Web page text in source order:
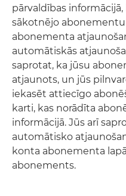
pārvaldības
sākotnējo
abonementa
automātiskās
saprotat, ka jūsu
atjaunots, un jūs
iekasēt attiecīgo
karti, kas norādīta
informācijā. Jūs arī
automātisko
konta abonementa
abonements.